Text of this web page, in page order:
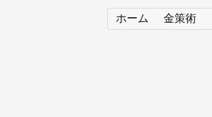
ホーム 金策術